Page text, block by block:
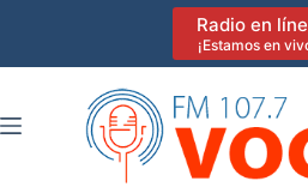
Radio en
¡Estamos en